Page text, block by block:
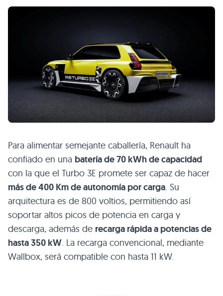
Para alimentar semejante caballería, Renault ha
confiado en una batería de 70 kWh de capacidad
con la que el Turbo 3E promete ser capaz de hacer
más de 400 Km de autonomía por carga. Su
arquitectura es de 800 voltios, permitiendo así
soportar altos picos de potencia en carga y
descarga, además de recarga rápida a potencias de
hasta 350 kW. La recarga convencional, mediante
Wallbox, será compatible con hasta 11 kW.